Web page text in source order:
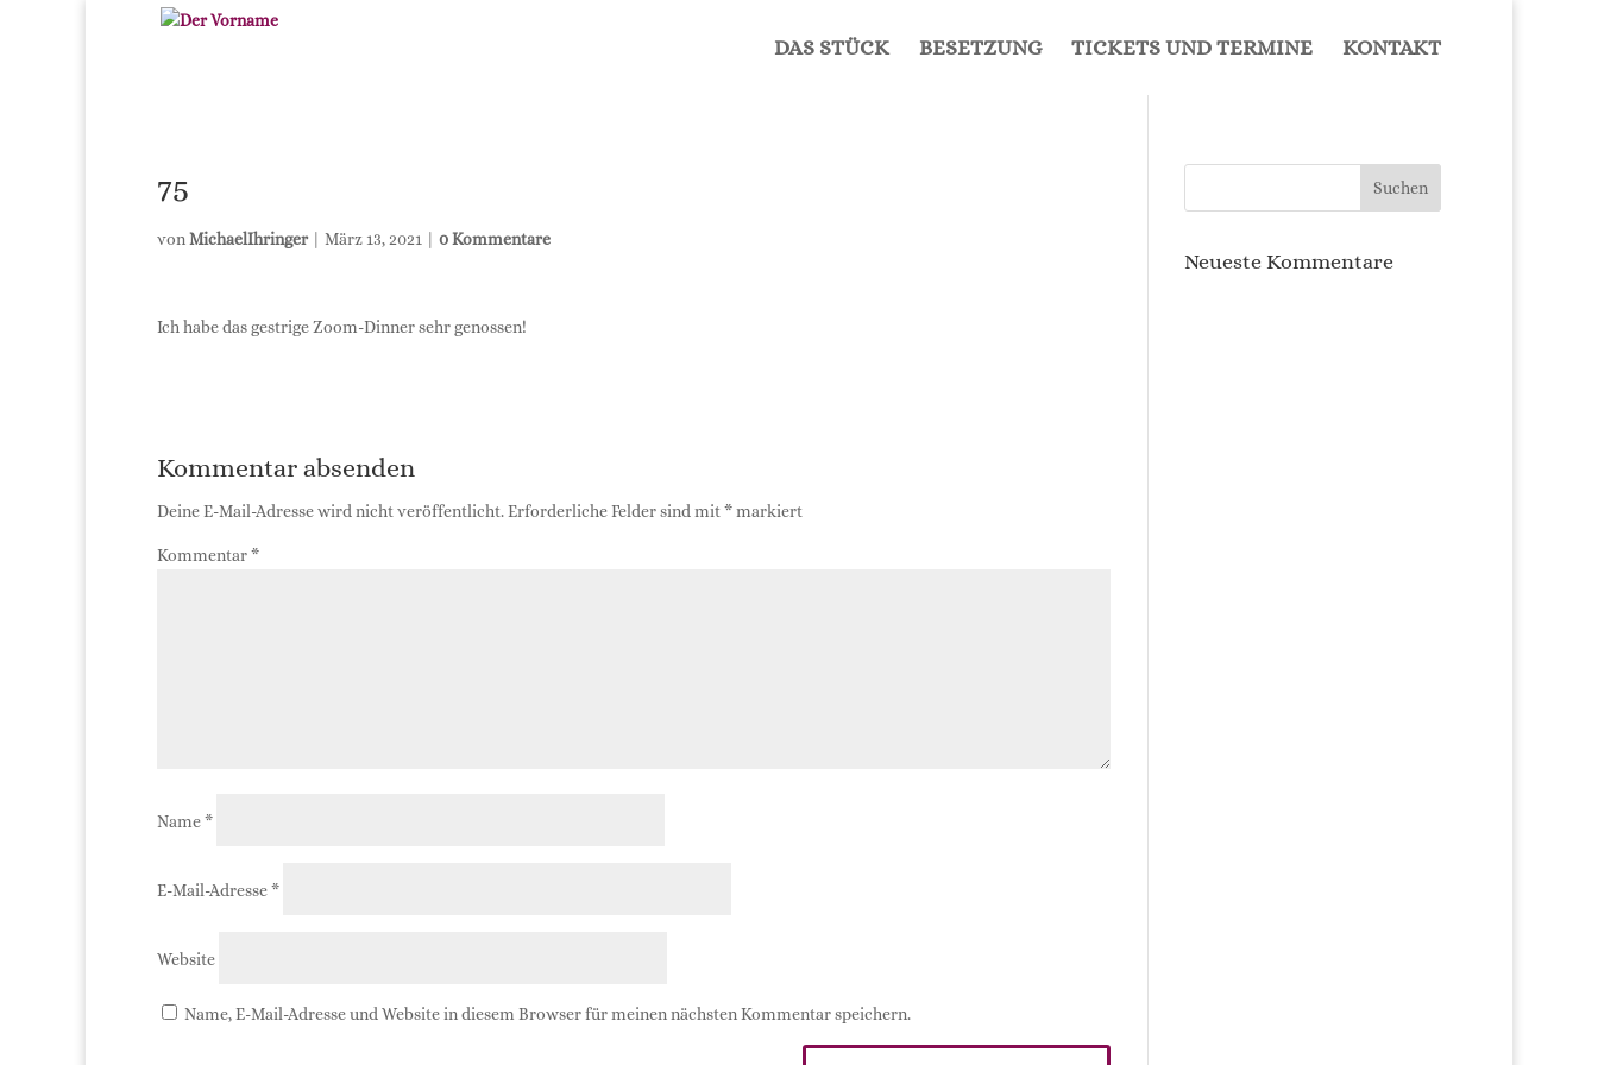
DAS STÜCK BESET­ZUNG TICKETS UND TERMINE KON­TAKT
75
von MichaelIhringer| März 13, 2021 0 Kommentare
Ich habe das gest­ri­ge Zoom-Din­ner sehr genossen!
Kommentar absenden
Deine E-Mail-Adresse wird nicht veröffentlicht.Erforderliche Felder sind mit*markiert
Kommentar*
Name*
E-Mail-Adresse*
Website
Name, E-Mail-Adresse und Website in diesem Browser für meinen nächsten Kommentar speichern.
Neu­es­te Kommentare